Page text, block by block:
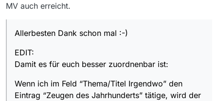
MV auch erreicht.
Allerbesten Dank schon mal :-)
EDIT:
Damit es für euch besser zuordnenbar ist:
Wenn ich im Feld “Thema/Titel Irgendwo” den
Eintrag “Zeugen des Jahrhunderts” tätige, wird der